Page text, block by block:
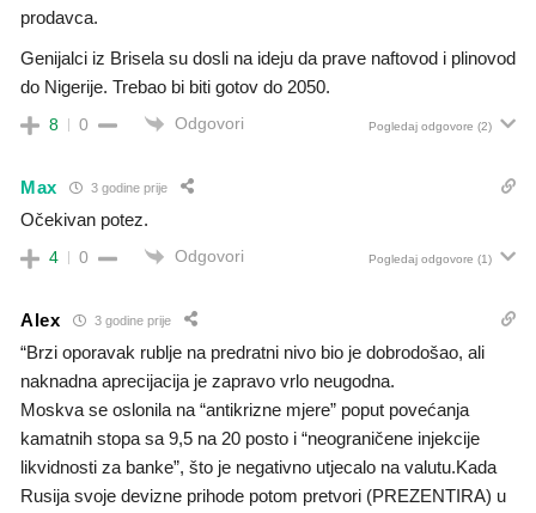
prodavca.
Genijalci iz Brisela su dosli na ideju da prave naftovod i plinovod
do Nigerije. Trebao bi biti gotov do 2050.
8 0 Odgovori Pogledaj odgovore (2)
Max 3 godine prije
Očekivan potez.
4 0 Odgovori Pogledaj odgovore (1)
Alex 3 godine prije
“Brzi oporavak rublje na predratni nivo bio je dobrodošao, ali
naknadna aprecijacija je zapravo vrlo neugodna.
Moskva se oslonila na “antikrizne mjere” poput povećanja
kamatnih stopa sa 9,5 na 20 posto i “neograničene injekcije
likvidnosti za banke”, što je negativno utjecalo na valutu.Kada
Rusija svoje devizne prihode potom pretvori (PREZENTIRA) u